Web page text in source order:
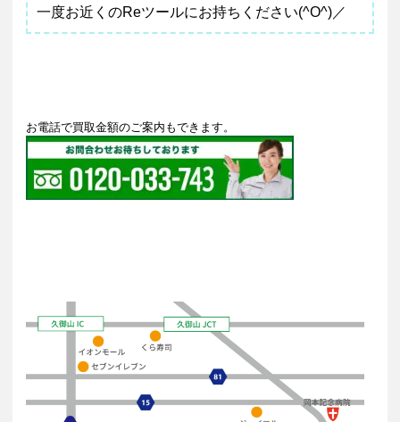
一度お近くのReツールにお持ちください(^O^)／
お電話で買取金額のご案内もできます。